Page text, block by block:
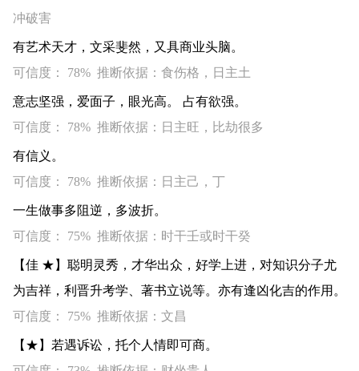
冲破害
有艺术天才，文采斐然，又具商业头脑。
可信度： 78% 推断依据：食伤格，日主土
意志坚强，爱面子，眼光高。 占有欲强。
可信度： 78% 推断依据：日主旺，比劫很多
有信义。
可信度： 78% 推断依据：日主己，丁
一生做事多阻逆，多波折。
可信度： 75% 推断依据：时干壬或时干癸
【佳 ★】聪明灵秀，才华出众，好学上进，对知识分子尤
为吉祥，利晋升考学、著书立说等。亦有逢凶化吉的作用。
可信度： 75% 推断依据：文昌
【★】若遇诉讼，托个人情即可商。